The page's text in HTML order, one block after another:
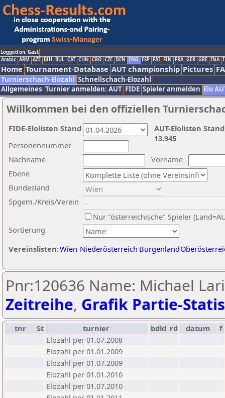
Logged on: Gast
Arabic ARM AZE BIH BUL CAT CHN CRO CZE DEN ENG ESP FAI FIN FRA GER GRE INA
Home Tournament-Database AUT championship Pictures
Turnierschach-Elozahl Schnellschach-Elozahl
Allgemeines Turnier anmelden: AUT FIDE Spieler anmelden Elo
Willkommen bei den offiziellen
Nachname
Vorname
Ebene
Sortierung
Personennummer
Bundesland
Spgem./Kreis/Verein
Nur "österreichische" Spieler
Vereinslisten:Wien Niederösterreich Burgenland
AUT-Elolisten
13.945
FIDE-Elolisten Stand
Pnr:120636 Name: Michael
Zeitreihe, Grafik Partie-
tnr St turnier bdld rd datum
f
Elozahl per 01.07.2008
Elozahl per 01.01.2009
Elozahl per 01.07.2009
Elozahl per 01.01.2010
Elozahl per 01.07.2010